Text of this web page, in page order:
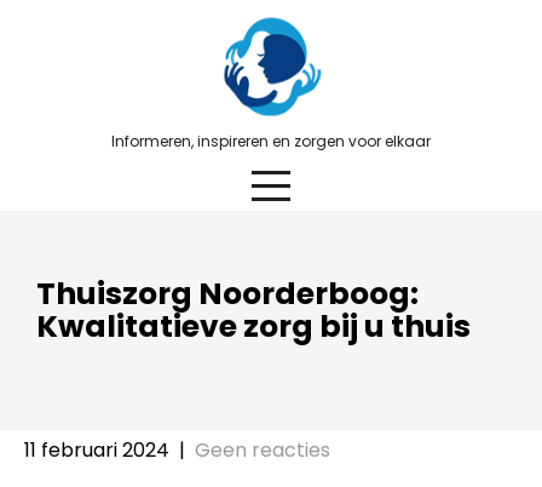
Informeren, inspireren en zorgen voor elkaar
Thuiszorg Noorderboog:
Kwalitatieve zorg bij u thuis
11 februari 2024 | Geen reacties